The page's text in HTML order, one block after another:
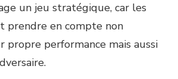
un jeu stratégique, car les
prendre en compte non
propre performance mais aussi